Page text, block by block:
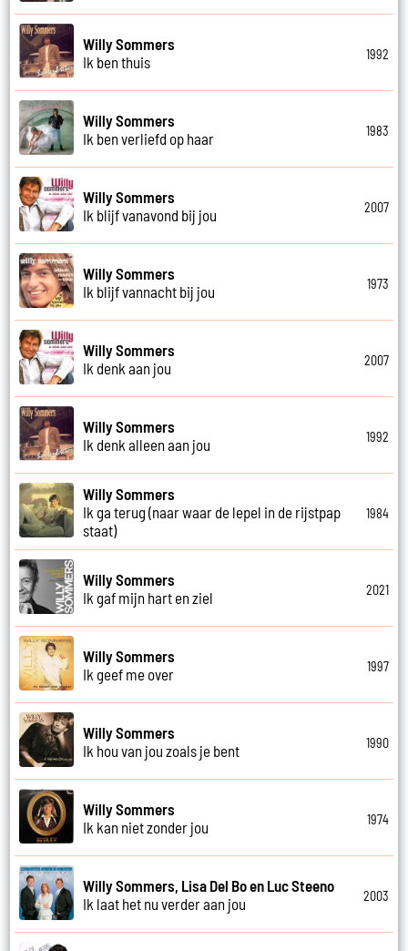
Willy Sommers
Ik ben thuis
1992
Willy Sommers
Ik ben verliefd op haar
1983
Willy Sommers
Ik blijf vanavond bij jou
2007
Willy Sommers
Ik blijf vannacht bij jou
1973
Willy Sommers
Ik denk aan jou
2007
Willy Sommers
Ik denk alleen aan jou
1992
Willy Sommers
Ik ga terug (naar waar de lepel in de rijstpap
staat)
1984
Willy Sommers
Ik gaf mijn hart en ziel
2021
Willy Sommers
Ik geef me over
1997
Willy Sommers
Ik hou van jou zoals je bent
1990
Willy Sommers
Ik kan niet zonder jou
1974
Willy Sommers, Lisa Del Bo en Luc Steeno
Ik laat het nu verder aan jou
2003